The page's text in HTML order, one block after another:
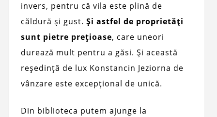
invers, pentru că vila este plină de
căldură și gust. Și astfel de proprietăți
sunt pietre prețioase, care uneori
durează mult pentru a găsi. Și această
reședință de lux Konstancin Jeziorna de
vânzare este excepțional de unică.
Din biblioteca putem ajunge la